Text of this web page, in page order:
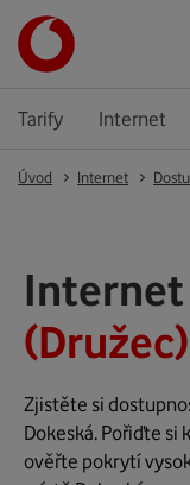
Tarify Internet
Úvod Internet
Internet
(Družec)
Zjistěte si
Dokeská. Pořiďte
ověřte pokrytí